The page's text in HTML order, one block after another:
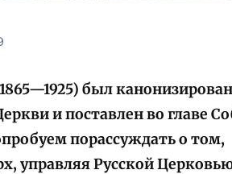
был канонизирован
и поставлен во главе
порассуждать о том,
управляя Русской